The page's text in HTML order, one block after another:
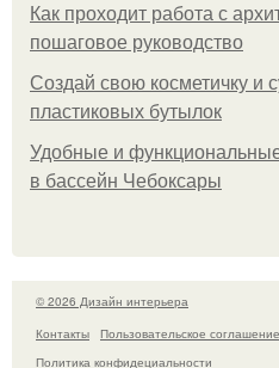
Как проходит работа с
пошаговое руководство
Создай свою косметичку и
пластиковых бутылок
Удобные и
в бассейн Чебоксары
© 2026 Дизайн интерьера
Контакты
Пользовательское соглашение
Политика конфидециальности